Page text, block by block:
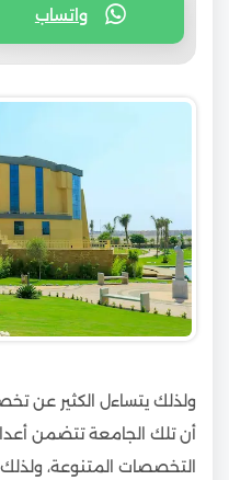
واتساب
ولذلك يتساءل الكثير عن
أن تلك الجامعة تتضمن
التخصصات المتنوعة،